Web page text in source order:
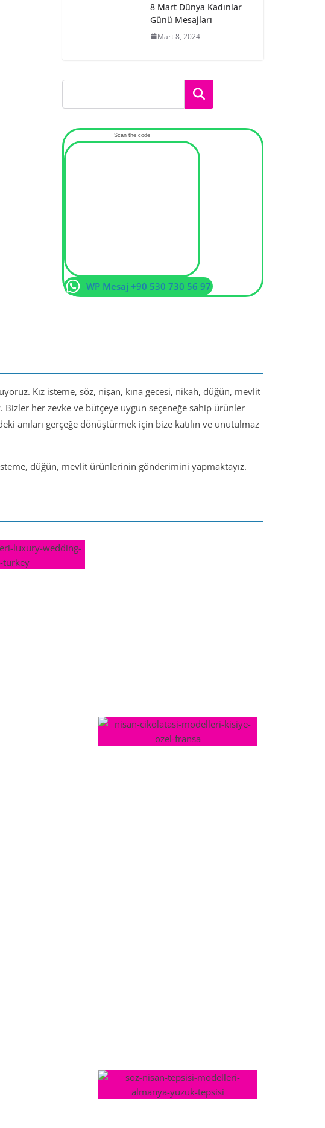
8 Mart Dünya Kadınlar
Günü Mesajları
Mart 8, 2024
Ara
Scan the code
WP Mesaj +90 530 730 56 97
Kız isteme, söz, nişan, kına gecesi, nikah, düğün, mevlit
her zevke ve bütçeye uygun seçeneğe sahip ürünler
anıları gerçeğe dönüştürmek için bize katılın ve unutulmaz
düğün, mevlit ürünlerinin gönderimini yapmaktayız.